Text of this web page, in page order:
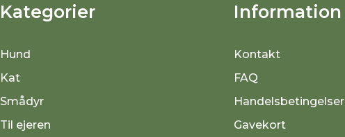
Kategorier
Hund
Kat
Smådyr
Til ejeren
Information
Kontakt
FAQ
Handelsbetingelser
Gavekort